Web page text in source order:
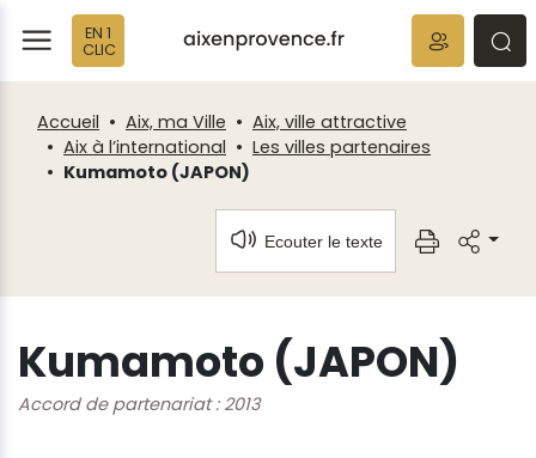
EN 1
CLIC
Accueil Aix, ma Ville
Aix, ville attractive
Aix à l’international
Les villes partenaires
Kumamoto (JAPON)
Ecouter le texte
Kumamoto (JAPON)
Accord de partenariat : 2013
Fenêtre
de
chat
Panneau de gestion des cookies